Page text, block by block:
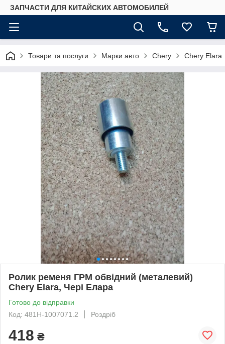
ЗАПЧАСТИ ДЛЯ КИТАЙСКИХ АВТОМОБИЛЕЙ
Товари та послуги Марки авто Chery Chery Elara
Ролик ременя ГРМ обвідний (металевий)
Chery Elara, Чері Елара
Готово до відправки
Код: 481H-1007071.2
Роздріб
418 ₴